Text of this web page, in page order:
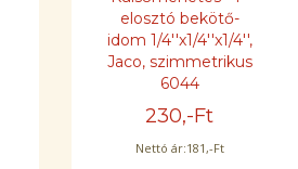
elosztó bekötő-
idom 1/4''x1/4''x1/4'',
Jaco, szimmetrikus
6044
230,-Ft
Nettó ár:181,-Ft